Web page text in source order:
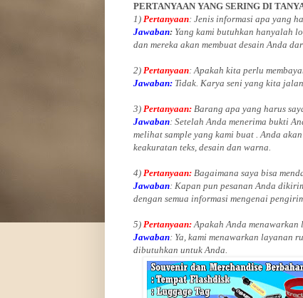
PERTANYAAN YANG SERING DI
1) Pertanyaan: Jenis informasi apa yang
Jawaban: Yang kami butuhkan hanyalah
dan mereka akan membuat desain Anda
2) Pertanyaan: Apakah kita perlu
Jawaban: Tidak. Karya seni yang kita
3) Pertanyaan: Barang apa yang harus
Jawaban: Setelah Anda menerima bukti
melihat sample yang kami buat . Anda
keakuratan teks, desain dan warna.
4) Pertanyaan: Bagaimana saya bisa
Jawaban: Kapan pun pesanan Anda
dengan semua informasi mengenai
5) Pertanyaan:Apakah Anda
Jawaban: Ya, kami menawarkan layanan
dibutuhkan untuk Anda.